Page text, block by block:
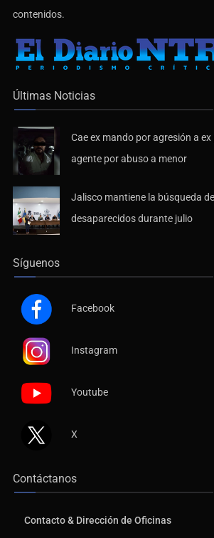
contenidos.
Últimas Noticias
Cae ex mando por agresión a
agente por abuso a menor
Jalisco mantiene la búsqueda
desaparecidos durante julio
Síguenos
Facebook
Instagram
Youtube
X
Contáctanos
Contacto & Dirección de Oficinas